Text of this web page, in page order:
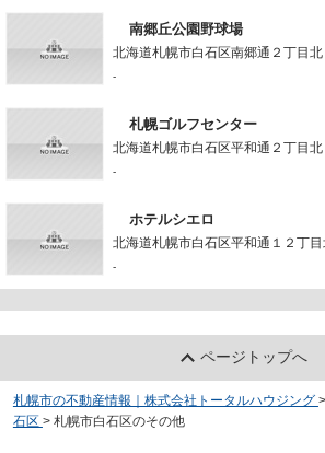
南郷丘公園野球場
北海道札幌市白石区南郷通２丁目北
-
札幌ゴルフセンター
北海道札幌市白石区平和通２丁目北
-
ホテルシエロ
北海道札幌市白石区平和通１２丁
-
ページトップへ
札幌市の不動産情報｜株式会社トータルハウジング >
石区 > 札幌市白石区のその他